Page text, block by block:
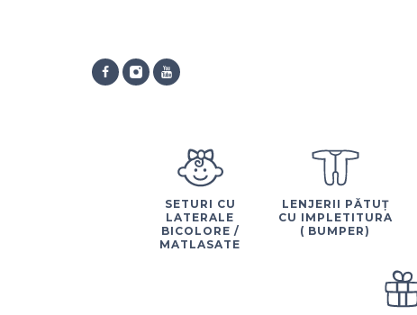
SETURI CU
LATERALE
BICOLORE /
MATLASATE
LENJERII PĂTUȚ
CU IMPLETITURA
( BUMPER)